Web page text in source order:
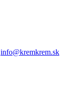
info@kremkrem.sk